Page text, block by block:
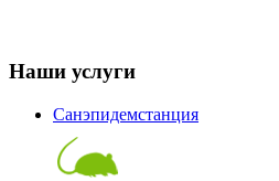
Наши услуги
Санэпидемстанция